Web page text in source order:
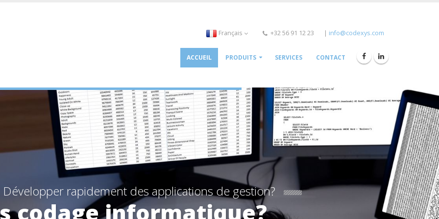
Français +32 56 91 12 23 | info@codexys.com
ACCUEIL PRODUITS SERVICES CONTACT
Développer rapidement des applications de gestion?
codage informatique?